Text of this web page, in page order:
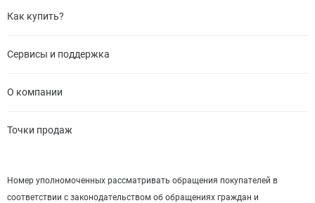
Как купить?
Сервисы и поддержка
О компании
Точки продаж
Номер уполномоченных рассматривать обращения покупателей в
соответствии с законодательством об обращениях граждан и